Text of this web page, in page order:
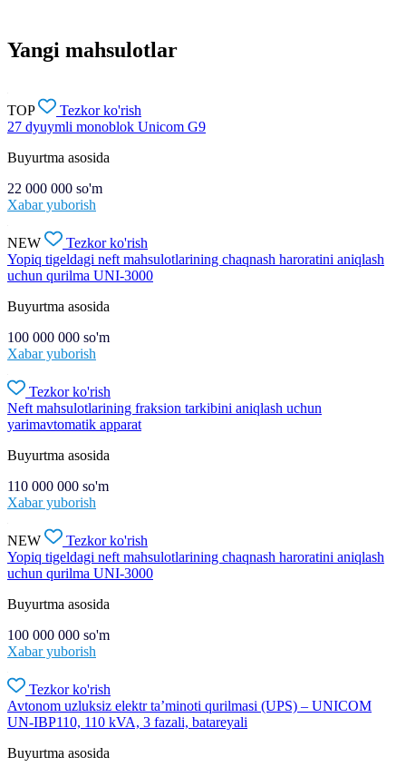
Yangi mahsulotlar
TOP
Tezkor ko'rish
27 dyuymli monoblok Unicom G9
Buyurtma asosida
22 000 000 so'm
Xabar yuborish
NEW
Tezkor ko'rish
Yopiq tigeldagi neft mahsulotlarining chaqnash haroratini aniqlash
uchun qurilma UNI-3000
Buyurtma asosida
100 000 000 so'm
Xabar yuborish
Tezkor ko'rish
Neft mahsulotlarining fraksion tarkibini aniqlash uchun
yarimavtomatik apparat
Buyurtma asosida
110 000 000 so'm
Xabar yuborish
NEW
Tezkor ko'rish
Yopiq tigeldagi neft mahsulotlarining chaqnash haroratini aniqlash
uchun qurilma UNI-3000
Buyurtma asosida
100 000 000 so'm
Xabar yuborish
Tezkor ko'rish
Avtonom uzluksiz elektr ta’minoti qurilmasi (UPS) – UNICOM
UN-IBP110, 110 kVA, 3 fazali, batareyali
Buyurtma asosida